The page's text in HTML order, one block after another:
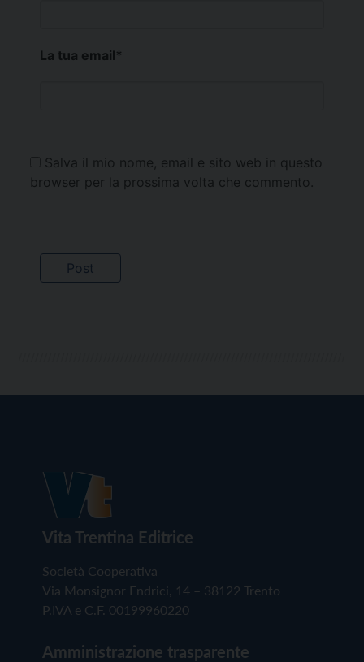
La tua email*
Salva il mio nome, email e sito web in questo
browser per la prossima volta che commento.
Vita Trentina Editrice
Società Cooperativa
Via Monsignor Endrici, 14 – 38122 Trento
P.IVA e C.F. 00199960220
Amministrazione trasparente